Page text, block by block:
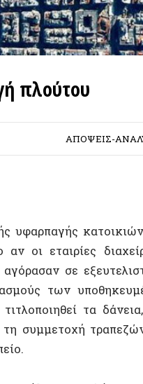
0
ΑΠΟΨΕΙΣ-ΑΝΑΛΥΣΕΙΣ
διαχείρισης
τα δάνεια, δεν
τραπεζών και
ως λύση για να
αλλά και να
ενώ το δεύτερο